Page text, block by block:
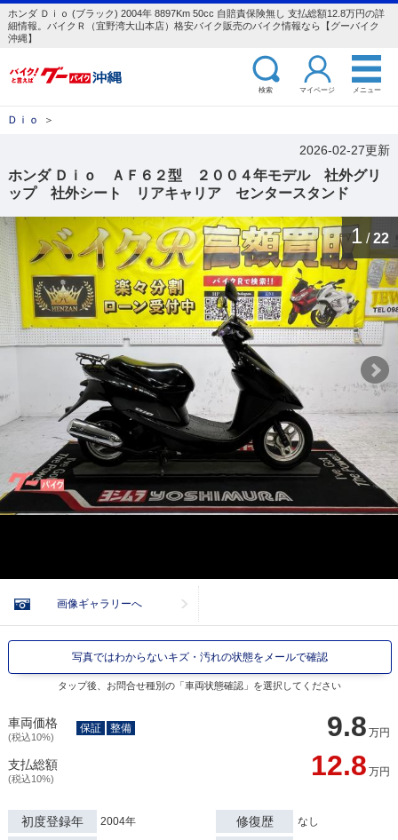
ホンダ Ｄｉｏ (ブラック) 2004年 8897Km 50cc 自賠責保険無し 支払総額12.8万円の詳
細情報。バイクＲ（宜野湾大山本店）格安バイク販売のバイク情報なら【グーバイク
沖縄】
検索 マイページ メニュー
Ｄｉｏ ＞
2026-02-27更新
ホンダ Ｄｉｏ ＡＦ６２型 ２００４年モデル 社外グリ
ップ 社外シート リアキャリア センタースタンド
1 / 22
画像ギャラリーへ
写真ではわからないキズ・汚れの状態をメールで確認
タップ後、お問合せ種別の「車両状態確認」を選択してください
車両価格
(税込10%) 9.8 万円
保証 整備
支払総額
(税込10%) 12.8 万円
初度登録年 2004年 修復歴 なし